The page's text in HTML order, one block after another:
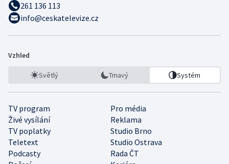
261 136 113
info@ceskatelevize.cz
Vzhled
Světlý Tmavý Systém
TV program
Pro média
Živé vysílání
Reklama
TV poplatky
Studio Brno
Teletext
Studio Ostrava
Podcasty
Rada ČT